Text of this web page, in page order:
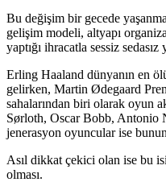
Bu değişim bir gecede
gelişim modeli, altyapı
yaptığı ihracatla sessiz
Erling Haaland dünyanın en
gelirken, Martin Ødegaard
sahalarından biri olarak oyun
Sørloth, Oscar Bobb, Antonio
jenerasyon oyuncular ise
Asıl dikkat çekici olan ise bu
olması.